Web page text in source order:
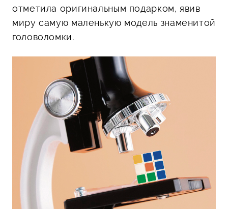
отметила оригинальным подарком, явив
миру самую маленькую модель знаменитой
головоломки.